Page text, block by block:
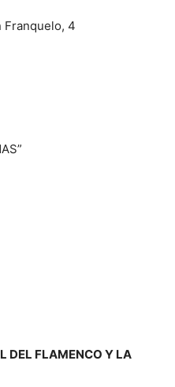
Franquelo, 4
DEL FLAMENCO Y LA